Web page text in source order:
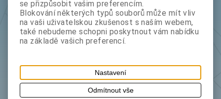
Universální rotační laser Pulsar HV-R
bez DPH:19 400 s DPH:23 474
se přizpůsobit vašim preferencím.
Blokování některých typů souborů může mít vliv
na vaši uživatelskou zkušenost s naším webem,
také nebudeme schopni poskytnout vám nabídku
na základě vašich preferencí.
Nastavení
Odmítnout vše